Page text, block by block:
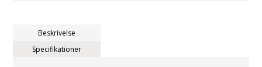
Beskrivelse
Specifikationer